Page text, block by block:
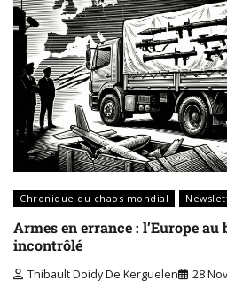
Chronique du chaos mondial
Armes en errance : l’Europe
incontrôlé
Thibault Doidy De Kerguelen 28